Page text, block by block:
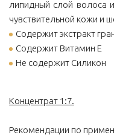
липидный слой волоса
чувствительной кожи и
Содержит экстракт
Содержит Витамин Е
Не содержит Силикон
Концентрат 1:7.
Рекомендации по